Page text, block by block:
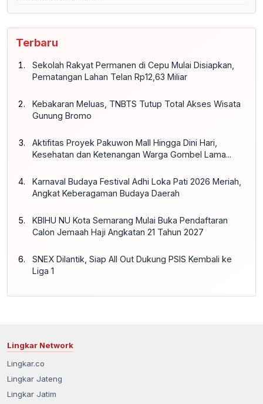
Terbaru
Sekolah Rakyat Permanen di Cepu Mulai Disiapkan,
Pematangan Lahan Telan Rp12,63 Miliar
Kebakaran Meluas, TNBTS Tutup Total Akses Wisata
Gunung Bromo
Aktifitas Proyek Pakuwon Mall Hingga Dini Hari,
Kesehatan dan Ketenangan Warga Gombel Lama...
Karnaval Budaya Festival Adhi Loka Pati 2026 Meriah,
Angkat Keberagaman Budaya Daerah
KBIHU NU Kota Semarang Mulai Buka Pendaftaran
Calon Jemaah Haji Angkatan 21 Tahun 2027
SNEX Dilantik, Siap All Out Dukung PSIS Kembali ke
Liga 1
Lingkar Network
Lingkar.co
Lingkar Jateng
Lingkar Jatim